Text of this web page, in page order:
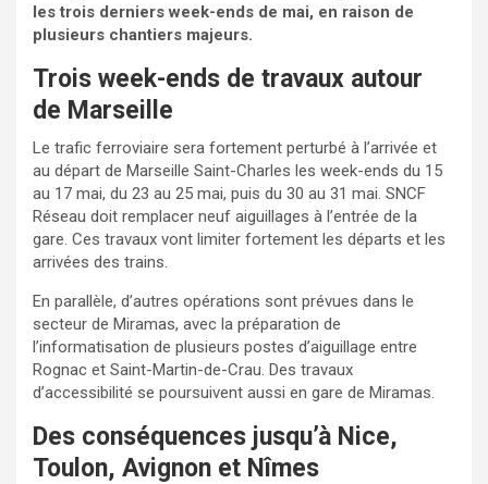
les trois derniers week-ends de mai, en raison de
plusieurs chantiers majeurs.
Trois week-ends de travaux autour
de Marseille
Le trafic ferroviaire sera fortement perturbé à l’arrivée et
au départ de Marseille Saint-Charles les week-ends du 15
au 17 mai, du 23 au 25 mai, puis du 30 au 31 mai. SNCF
Réseau doit remplacer neuf aiguillages à l’entrée de la
gare. Ces travaux vont limiter fortement les départs et les
arrivées des trains.
En parallèle, d’autres opérations sont prévues dans le
secteur de Miramas, avec la préparation de
l’informatisation de plusieurs postes d’aiguillage entre
Rognac et Saint-Martin-de-Crau. Des travaux
d’accessibilité se poursuivent aussi en gare de Miramas.
Des conséquences jusqu’à Nice,
Toulon, Avignon et Nîmes